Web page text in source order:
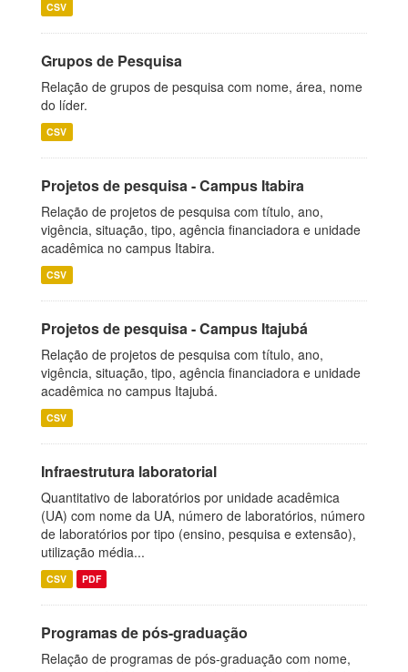
CSV
Grupos de Pesquisa
Relação de grupos de pesquisa com nome, área, nome
do líder.
CSV
Projetos de pesquisa - Campus Itabira
Relação de projetos de pesquisa com título, ano,
vigência, situação, tipo, agência financiadora e unidade
acadêmica no campus Itabira.
CSV
Projetos de pesquisa - Campus Itajubá
Relação de projetos de pesquisa com título, ano,
vigência, situação, tipo, agência financiadora e unidade
acadêmica no campus Itajubá.
CSV
Infraestrutura laboratorial
Quantitativo de laboratórios por unidade acadêmica
(UA) com nome da UA, número de laboratórios, número
de laboratórios por tipo (ensino, pesquisa e extensão),
utilização média...
CSV PDF
Programas de pós-graduação
Relação de programas de pós-graduação com nome,